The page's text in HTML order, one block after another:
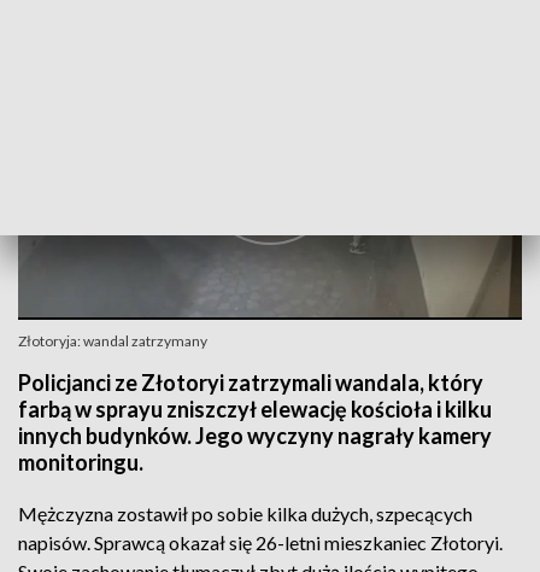
Złotoryja: wandal zatrzymany
Policjanci ze Złotoryi zatrzymali wandala, który
farbą w sprayu zniszczył elewację kościoła i kilku
innych budynków. Jego wyczyny nagrały kamery
monitoringu.
Mężczyzna zostawił po sobie kilka dużych, szpecących
napisów. Sprawcą okazał się 26-letni mieszkaniec Złotoryi.